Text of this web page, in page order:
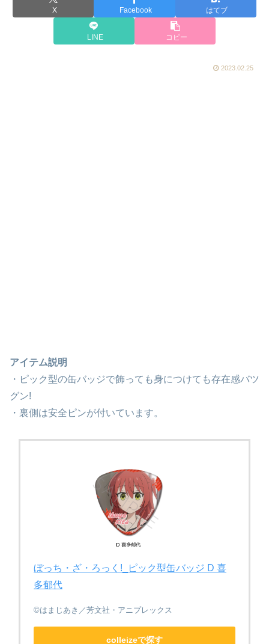
X Facebook はてブ
LINE コピー
2023.02.25
アイテム説明
・ピック型の缶バッジで飾っても身につけても存在感バツ
グン!
・裏側は安全ピンが付いています。
ぼっち・ざ・ろっく!_ピック型缶バッジ D 喜
多郁代
©はまじあき／芳文社・アニプレックス
colleizeで探す